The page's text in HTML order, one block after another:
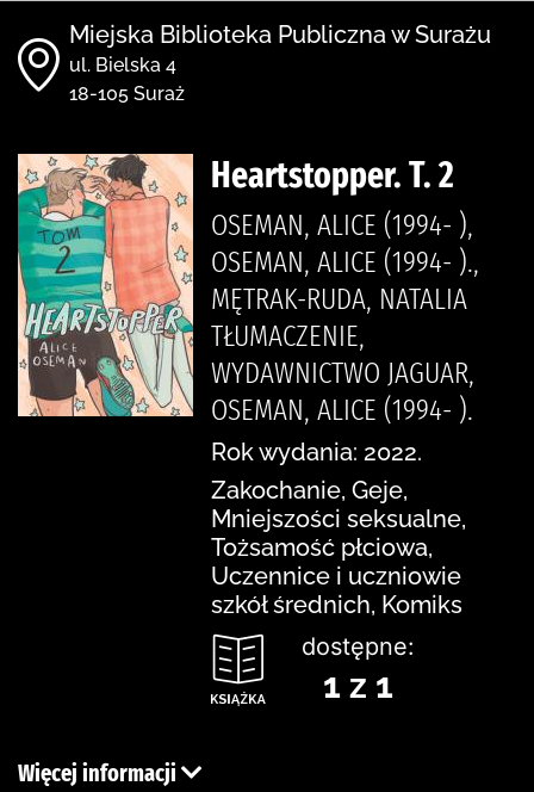
Miejska Biblioteka Publiczna w Surażu
ul. Bielska 4
18-105 Suraż
Heartstopper. T. 2
OSEMAN, ALICE (1994- ),
OSEMAN, ALICE (1994- ).,
MĘTRAK-RUDA, NATALIA
TŁUMACZENIE,
WYDAWNICTWO JAGUAR,
OSEMAN, ALICE (1994- ).
Rok wydania: 2022.
Zakochanie, Geje,
Mniejszości seksualne,
Tożsamość płciowa,
Uczennice i uczniowie
szkół średnich, Komiks
dostępne:
1 z 1
Więcej informacji